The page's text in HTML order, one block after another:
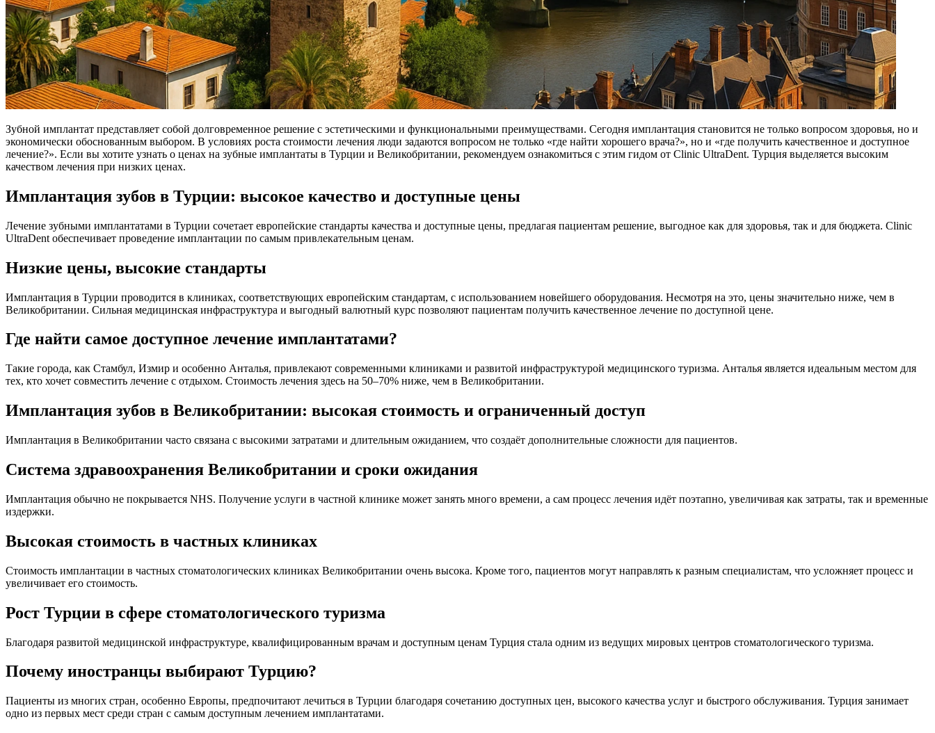
Зубной имплантат представляет собой долговременное решение с эстетическими и функциональными преимуществами. Сегодня имплантация становится не только вопросом здоровья, но и
экономически обоснованным выбором. В условиях роста стоимости лечения люди задаются вопросом не только «где найти хорошего врача?», но и «где получить качественное и доступное
лечение?». Если вы хотите узнать о ценах на зубные имплантаты в Турции и Великобритании, рекомендуем ознакомиться с этим гидом от Clinic UltraDent. Турция выделяется высоким
качеством лечения при низких ценах.
Имплантация зубов в Турции: высокое качество и доступные цены
Лечение зубными имплантатами в Турции сочетает европейские стандарты качества и доступные цены, предлагая пациентам решение, выгодное как для здоровья, так и для бюджета. Clinic
UltraDent обеспечивает проведение имплантации по самым привлекательным ценам.
Низкие цены, высокие стандарты
Имплантация в Турции проводится в клиниках, соответствующих европейским стандартам, с использованием новейшего оборудования. Несмотря на это, цены значительно ниже, чем в
Великобритании. Сильная медицинская инфраструктура и выгодный валютный курс позволяют пациентам получить качественное лечение по доступной цене.
Где найти самое доступное лечение имплантатами?
Такие города, как Стамбул, Измир и особенно Анталья, привлекают современными клиниками и развитой инфраструктурой медицинского туризма. Анталья является идеальным местом для
тех, кто хочет совместить лечение с отдыхом. Стоимость лечения здесь на 50–70% ниже, чем в Великобритании.
Имплантация зубов в Великобритании: высокая стоимость и ограниченный доступ
Имплантация в Великобритании часто связана с высокими затратами и длительным ожиданием, что создаёт дополнительные сложности для пациентов.
Система здравоохранения Великобритании и сроки ожидания
Имплантация обычно не покрывается NHS. Получение услуги в частной клинике может занять много времени, а сам процесс лечения идёт поэтапно, увеличивая как затраты, так и временные
издержки.
Высокая стоимость в частных клиниках
Стоимость имплантации в частных стоматологических клиниках Великобритании очень высока. Кроме того, пациентов могут направлять к разным специалистам, что усложняет процесс и
увеличивает его стоимость.
Рост Турции в сфере стоматологического туризма
Благодаря развитой медицинской инфраструктуре, квалифицированным врачам и доступным ценам Турция стала одним из ведущих мировых центров стоматологического туризма.
Почему иностранцы выбирают Турцию?
Пациенты из многих стран, особенно Европы, предпочитают лечиться в Турции благодаря сочетанию доступных цен, высокого качества услуг и быстрого обслуживания. Турция занимает
одно из первых мест среди стран с самым доступным лечением имплантатами.